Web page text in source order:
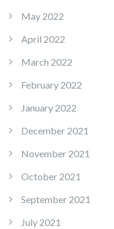
May 2022
April 2022
March 2022
February 2022
January 2022
December 2021
November 2021
October 2021
September 2021
July 2021